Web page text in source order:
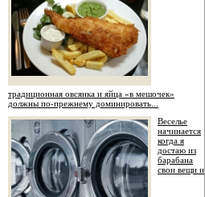
традиционная овсянка и яйца «в мешочек»
должны по-прежнему доминировать...
Веселье
начинается
когда я
достаю из
барабана
свои вещи и